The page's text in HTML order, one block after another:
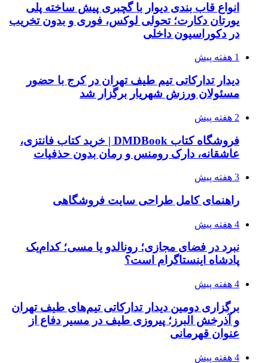
انواع قاب بندی دیوار با گچبری پیش ساخته پلی
یورتان دکارت؛ تحولی لوکس، فوری و بدون تخریب
در دکوراسیون داخلی
1 هفته پیش
دیدار تدارکاتی تیم طیف تهران در کرج با حضور
مسئولان ورزش شهریار برگزار شد
2 هفته پیش
فروشگاه کتاب DMDBook | خرید کتاب فانتزی،
عاشقانه، دارک رومنس و رمان بدون حذفیات
3 هفته پیش
راهنمای کامل طراحی سایت فروشگاهی
4 هفته پیش
نبرد در فضای مجازی؛ رونالدو یا مسی؛ کدام‌یک
پادشاه اینستاگرام است؟
4 هفته پیش
برگزاری دومین دیدار تدارکاتی تیم‌های طیف تهران
و آذرخش البرز؛ پیروزی طیف در مسیر دفاع از
عنوان قهرمانی
4 هفته پیش